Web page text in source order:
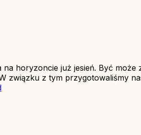
na horyzoncie już jesień. Być
związku z tym przygotowaliśmy